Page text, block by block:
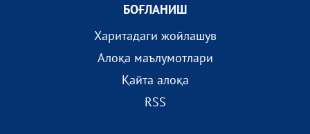
БОҒЛАНИШ
Харитадаги жойлашув
Алоқа маълумотлари
Қайта алоқа
RSS